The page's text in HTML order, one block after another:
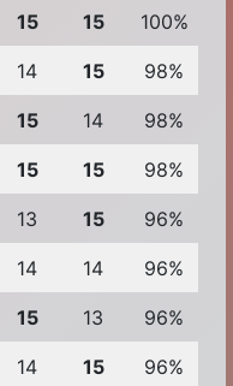
15 15 100%
14 15 98%
15 14 98%
15 15 98%
13 15 96%
14 14 96%
15 13 96%
14 15 96%